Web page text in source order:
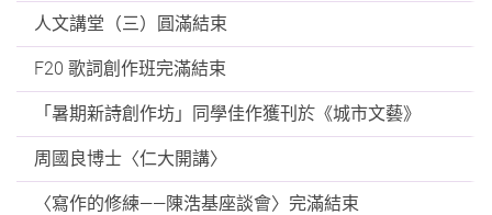
人文講堂（三）圓滿結束
F20 歌詞創作班完滿結束
「暑期新詩創作坊」同學佳作獲刊於《城市文藝》
周國良博士〈仁大開講〉
〈寫作的修練——陳浩基座談會〉完滿結束